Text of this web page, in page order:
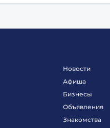
Новости
Афиша
Бизнесы
Объявления
Знакомства